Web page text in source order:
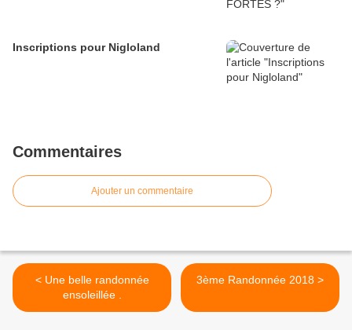
Inscriptions pour Nigloland
Commentaires
Ajouter un commentaire
< Une belle randonnée
ensoleillée .
3ème Randonnée 2018 >